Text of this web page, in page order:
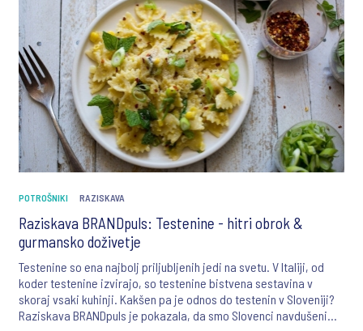
POTROŠNIKI RAZISKAVA
Raziskava BRANDpuls: Testenine - hitri obrok &
gurmansko doživetje
Testenine so ena najbolj priljubljenih jedi na svetu. V Italiji, od
koder testenine izvirajo, so testenine bistvena sestavina v
skoraj vsaki kuhinji. Kakšen pa je odnos do testenin v Sloveniji?
Raziskava BRANDpuls je pokazala, da smo Slovenci navdušeni